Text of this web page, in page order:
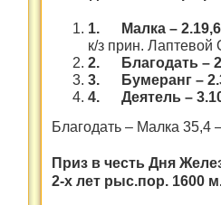
1. Малка –
к/з прин.
2. Благодать –
3. Бумеранг –
4. Деятель –
Благодать – Малка 35,4
Приз в честь Дня
2-х лет рыс.пор. 1600